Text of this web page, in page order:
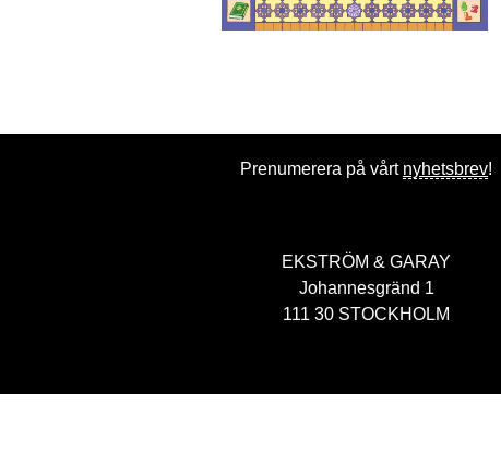
Prenumerera på vårt nyhetsbrev!
EKSTRÖM & GARAY
Johannesgränd 1
111 30 STOCKHOLM